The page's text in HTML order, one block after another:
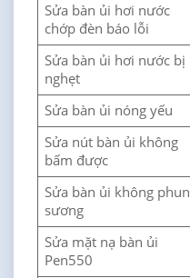
Sửa bàn ủi hơi nước
chớp đèn báo lỗi
Sửa bàn ủi hơi nước bị
nghẹt
Sửa bàn ủi nóng yếu
Sửa nút bàn ủi không
bấm được
Sửa bàn ủi không phun
sương
Sửa mặt nạ bàn ủi
Pen550